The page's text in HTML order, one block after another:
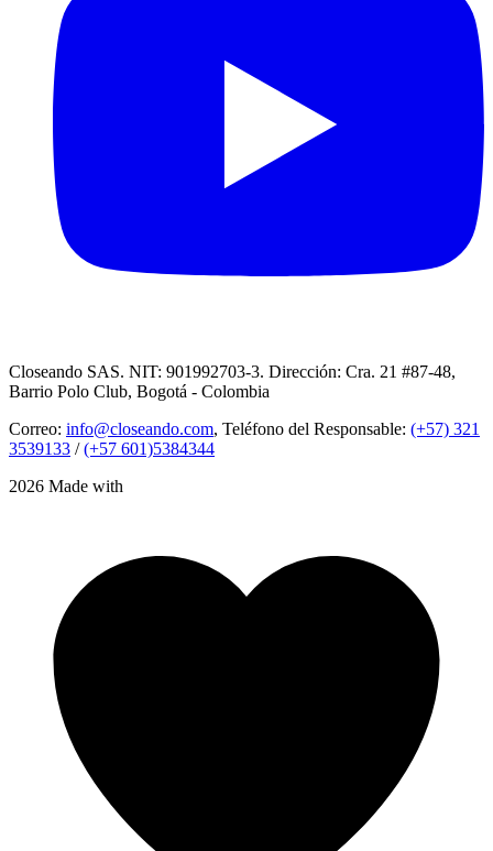
Closeando SAS. NIT: 901992703-3. Dirección: Cra. 21 #87-48,
Barrio Polo Club, Bogotá - Colombia
Correo: info@closeando.com, Teléfono del Responsable: (+57) 321
3539133 /(+57 601)5384344
2026 Made with